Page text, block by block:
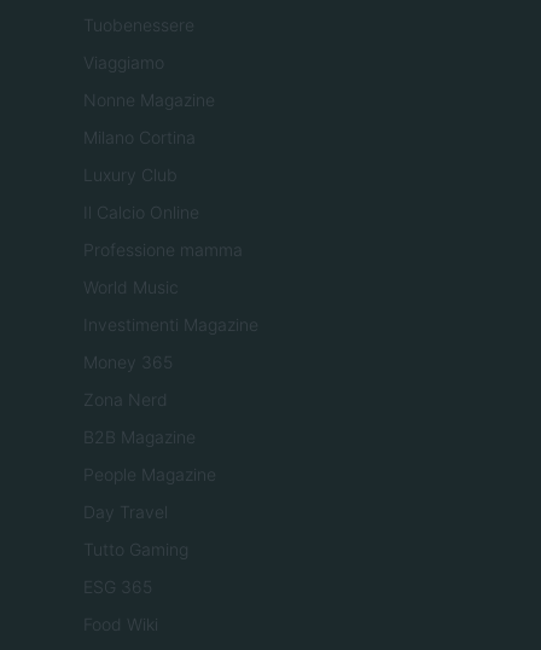
Tuobenessere
Viaggiamo
Nonne Magazine
Milano Cortina
Luxury Club
Il Calcio Online
Professione mamma
World Music
Investimenti Magazine
Money 365
Zona Nerd
B2B Magazine
People Magazine
Day Travel
Tutto Gaming
ESG 365
Food Wiki